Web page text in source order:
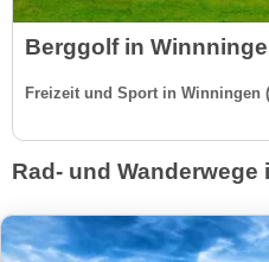
Berggolf in
Freizeit und Sport in Winningen
Rad- und Wanderwege